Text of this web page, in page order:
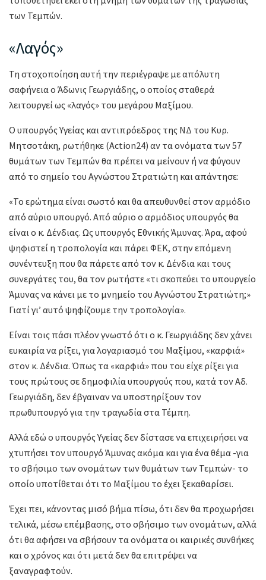
των Τεμπών.
«Λαγός»
Τη στοχοποίηση αυτή την περιέγραψε με απόλυτη
σαφήνεια ο Άδωνις Γεωργιάδης, ο οποίος σταθερά
λειτουργεί ως «λαγός» του μεγάρου Μαξίμου.
Ο υπουργός Υγείας και αντιπρόεδρος της ΝΔ του Κυρ.
Μητσοτάκη, ρωτήθηκε (Action24) αν τα ονόματα των 57
θυμάτων των Τεμπών θα πρέπει να μείνουν ή να φύγουν
από το σημείο του Αγνώστου Στρατιώτη και απάντησε:
«Το ερώτημα είναι σωστό και θα απευθυνθεί στον αρμόδιο
από αύριο υπουργό. Από αύριο ο αρμόδιος υπουργός θα
είναι ο κ. Δένδιας. Ως υπουργός Εθνικής Άμυνας. Άρα, αφού
ψηφιστεί η τροπολογία και πάρει ΦΕΚ, στην επόμενη
συνέντευξη που θα πάρετε από τον κ. Δένδια και τους
συνεργάτες του, θα τον ρωτήστε «τι σκοπεύει το υπουργείο
Άμυνας να κάνει με το μνημείο του Αγνώστου Στρατιώτη;»
Γιατί γι’ αυτό ψηφίζουμε την τροπολογία».
Είναι τοις πάσι πλέον γνωστό ότι ο κ. Γεωργιάδης δεν χάνει
ευκαιρία να ρίξει, για λογαριασμό του Μαξίμου, «καρφιά»
στον κ. Δένδια. Όπως τα «καρφιά» που του είχε ρίξει για
τους πρώτους σε δημοφιλία υπουργούς που, κατά τον Αδ.
Γεωργιάδη, δεν έβγαιναν να υποστηρίξουν τον
πρωθυπουργό για την τραγωδία στα Τέμπη.
Αλλά εδώ ο υπουργός Υγείας δεν δίστασε να επιχειρήσει να
χτυπήσει τον υπουργό Άμυνας ακόμα και για ένα θέμα -για
το σβήσιμο των ονομάτων των θυμάτων των Τεμπών- το
οποίο υποτίθεται ότι το Μαξίμου το έχει ξεκαθαρίσει.
Έχει πει, κάνοντας μισό βήμα πίσω, ότι δεν θα προχωρήσει
τελικά, μέσω επέμβασης, στο σβήσιμο των ονομάτων, αλλά
ότι θα αφήσει να σβήσουν τα ονόματα οι καιρικές συνθήκες
και ο χρόνος και ότι μετά δεν θα επιτρέψει να
ξαναγραφτούν.